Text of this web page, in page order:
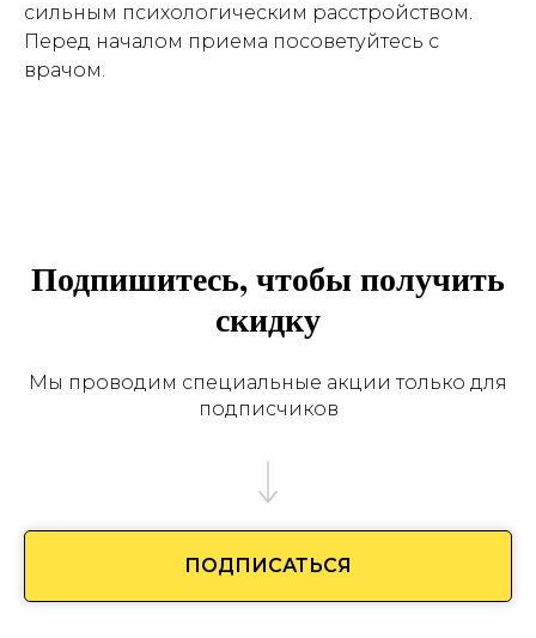
сильным психологическим расстройством.
Перед началом приема посоветуйтесь с
врачом.
Подпишитесь, чтобы получить
скидку
Мы проводим специальные акции только для
подписчиков
ПОДПИСАТЬСЯ